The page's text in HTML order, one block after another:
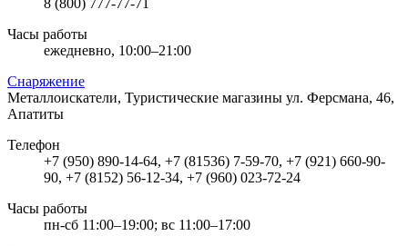
Часы работы
ежедневно, 10:00–21:00
Снаряжение
Металлоискатели, Туристические магазины ул. Ферсмана, 46,
Апатиты
Телефон
+7 (950) 890-14-64, +7 (81536) 7-59-70, +7 (921) 660-90-
90, +7 (8152) 56-12-34, +7 (960) 023-72-24
Часы работы
пн-сб 11:00–19:00; вс 11:00–17:00